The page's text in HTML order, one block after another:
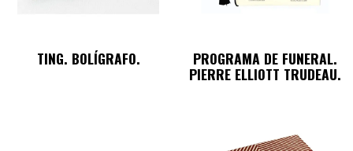
TING. BOLÍGRAFO. PROGRAMA DE FUNERAL.
PIERRE ELLIOTT TRUDEAU.